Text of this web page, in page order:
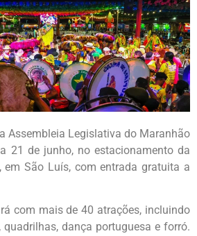
Assembleia Legislativa do Maranhão
21 de junho, no estacionamento da
em São Luís, com entrada gratuita a
com mais de 40 atrações, incluindo
dança portuguesa e forró.